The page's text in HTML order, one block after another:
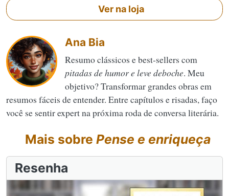
Ver na loja
Ana Bia
Resumo clássicos e best-sellers com
pitadas de humor e leve deboche. Meu
objetivo? Transformar grandes obras em
resumos fáceis de entender. Entre capítulos e risadas, faço
você se sentir expert na próxima roda de conversa literária.
Mais sobre Pense e enriqueça
Resenha